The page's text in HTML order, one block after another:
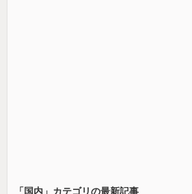
「国内」カテゴリの最新記事